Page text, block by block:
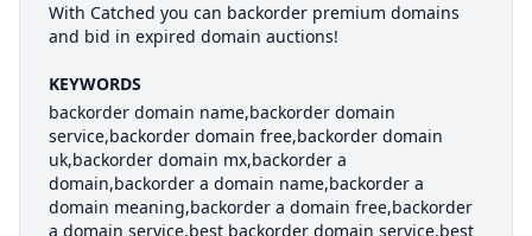
With Catched you can backorder premium domains
and bid in expired domain auctions!
KEYWORDS
backorder domain name,backorder domain
service,backorder domain free,backorder domain
uk,backorder domain mx,backorder a
domain,backorder a domain name,backorder a
domain meaning,backorder a domain free,backorder
a domain service,best backorder domain service,best